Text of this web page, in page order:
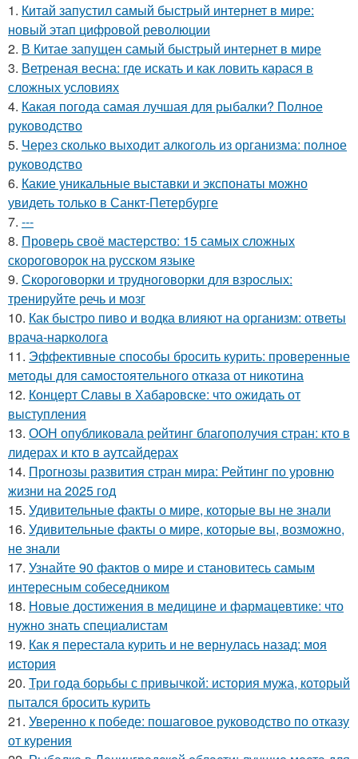
1. Китай запустил самый быстрый интернет в мире:
новый этап цифровой революции
2. В Китае запущен самый быстрый интернет в мире
3. Ветреная весна: где искать и как ловить карася в
сложных условиях
4. Какая погода самая лучшая для рыбалки? Полное
руководство
5. Через сколько выходит алкоголь из организма: полное
руководство
6. Какие уникальные выставки и экспонаты можно
увидеть только в Санкт-Петербурге
7. ---
8. Проверь своё мастерство: 15 самых сложных
скороговорок на русском языке
9. Скороговорки и трудноговорки для взрослых:
тренируйте речь и мозг
10. Как быстро пиво и водка влияют на организм: ответы
врача-нарколога
11. Эффективные способы бросить курить: проверенные
методы для самостоятельного отказа от никотина
12. Концерт Славы в Хабаровске: что ожидать от
выступления
13. ООН опубликовала рейтинг благополучия стран: кто в
лидерах и кто в аутсайдерах
14. Прогнозы развития стран мира: Рейтинг по уровню
жизни на 2025 год
15. Удивительные факты о мире, которые вы не знали
16. Удивительные факты о мире, которые вы, возможно,
не знали
17. Узнайте 90 фактов о мире и становитесь самым
интересным собеседником
18. Новые достижения в медицине и фармацевтике: что
нужно знать специалистам
19. Как я перестала курить и не вернулась назад: моя
история
20. Три года борьбы с привычкой: история мужа, который
пытался бросить курить
21. Уверенно к победе: пошаговое руководство по отказу
от курения